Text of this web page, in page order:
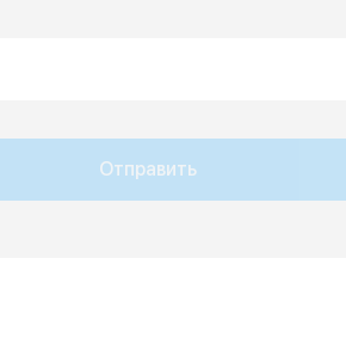
Отправить